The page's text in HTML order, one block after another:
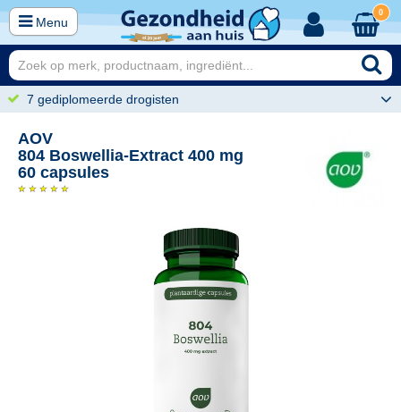
Menu
0
7 gediplomeerde drogisten
AOV
804 Boswellia-Extract 400 mg
60 capsules